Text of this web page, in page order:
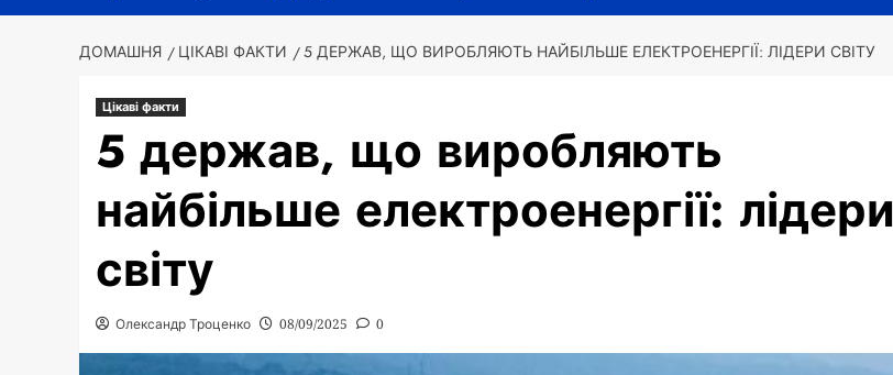
ДОМАШНЯ ЦІКАВІ ФАКТИ 5 ДЕРЖАВ, ЩО ВИРОБЛЯЮТЬ НАЙБІЛЬШЕ ЕЛЕКТРОЕНЕРГІЇ: ЛІДЕРИ СВІТУ
Цікаві факти
5 держав, що виробляють
найбільше електроенергії: лідери
світу
Олександр Троценко 08/09/2025 0